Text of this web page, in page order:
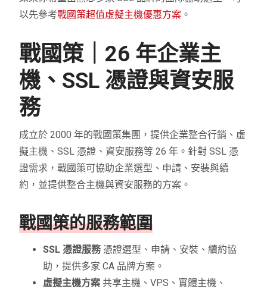
以先參考戰國策超值虛擬主機優惠方案 。
戰國策｜26 年企業主
機、SSL 憑證與資安服
務
成立於 2000 年的戰國策集團，提供企業整合行銷、虛
擬主機、SSL 憑證、資安服務等 26 年。針對 SSL 憑
證需求，戰國策可協助企業選型、申請、安裝與續
約，並提供整合主機與資安服務的方案。
戰國策的服務範圍
SSL 憑證服務 憑證選型、申請、安裝、續約協
助，提供多家 CA 品牌方案。
虛擬主機方案 共享主機、VPS、實體主機、